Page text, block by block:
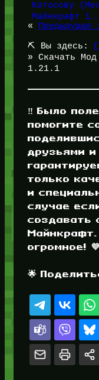
Котосову
Майнкрафт 1…
«
Предыдущая
⛏️ Вы здесь:
» Скачать
1.21.1
‼️ Было
помогите
друзьями
только
и
случае
создавать
огромное! 💜
🌟